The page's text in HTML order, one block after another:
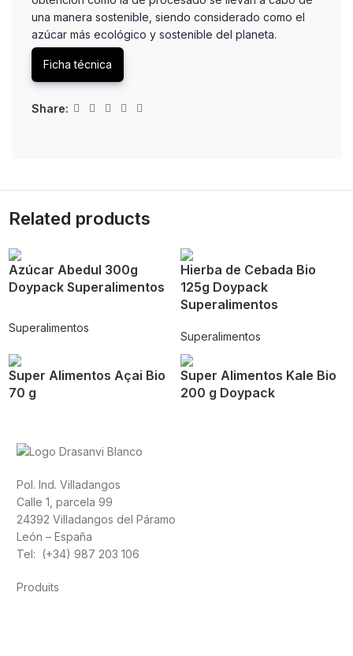
una manera sostenible, siendo considerado como el
azúcar más ecológico y sostenible del planeta.
Ficha técnica
Share:
Related products
Azúcar Abedul 300g
Doypack Superalimentos
Superalimentos
Hierba de Cebada Bio
125g Doypack
Superalimentos
Superalimentos
Super Alimentos Açai Bio
70 g
Super Alimentos Kale Bio
200 g Doypack
Pol. Ind. Villadangos
Calle 1, parcela 99
24392 Villadangos del Páramo
León – España
Tel: (+34) 987 203 106
Produits